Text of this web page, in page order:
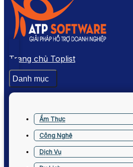
Trang chủ Toplist
Danh mục
Ẩm Thực
Công Nghệ
Dịch Vụ